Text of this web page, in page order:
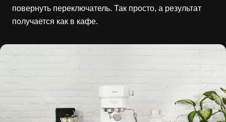
повернуть переключатель. Так просто, а результат
получается как в кафе.